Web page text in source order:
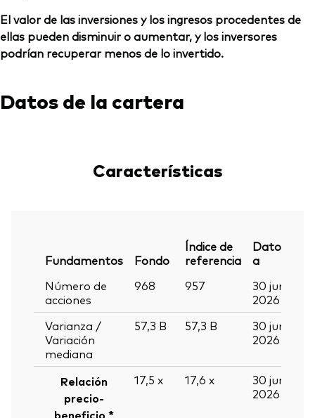
El valor de las inversiones y los ingresos procedentes de
ellas pueden disminuir o aumentar, y los inversores
podrían recuperar menos de lo invertido.
Datos de la cartera
Características
Fundamentos Fondo
Índice de
referencia
Datos
a
Número de
acciones
968 957
30 jun
2026
Varianza /
Variación
mediana
57,3 B 57,3 B
30 jun
2026
Relación
precio-
beneficio *
17,5 x 17,6 x
30 jun
2026